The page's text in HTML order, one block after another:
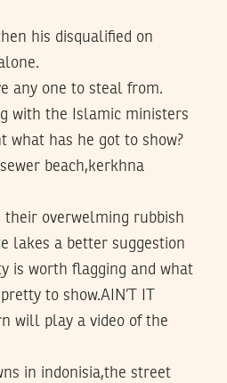
his disqualified on
any one to steal from.
with the Islamic ministers
what has he got to show?
beach,kerkhna
their overwelming rubbish
lakes a better suggestion
is worth flagging and what
to show.AIN’T IT
will play a video of the
in indonisia,the street